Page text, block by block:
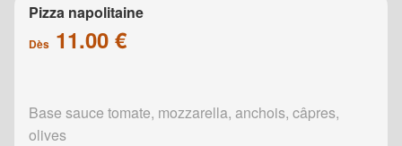
Pizza napolitaine
Dès 11.00 €
Base sauce tomate, mozzarella, anchois, câpres,
olives